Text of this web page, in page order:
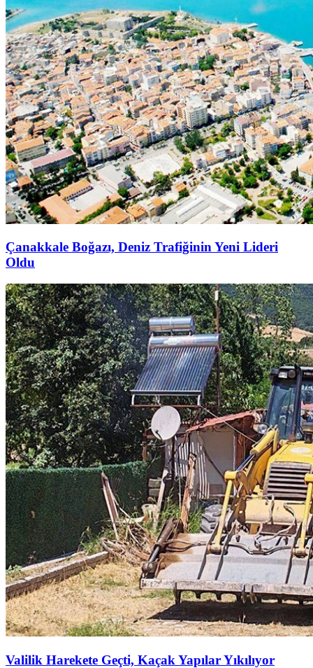
Çanakkale Boğazı, Deniz Trafiğinin Yeni Lideri
Oldu
Valilik Harekete Geçti, Kaçak Yapılar Yıkılıyor